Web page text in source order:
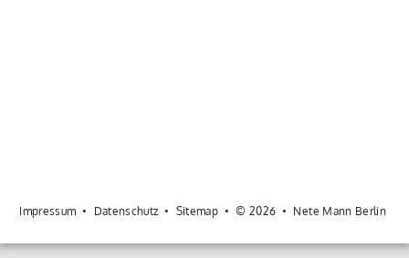
Impressum • Datenschutz • Sitemap • © 2026 • Nete Mann Berlin